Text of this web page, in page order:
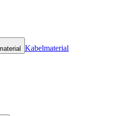
Kabelmaterial